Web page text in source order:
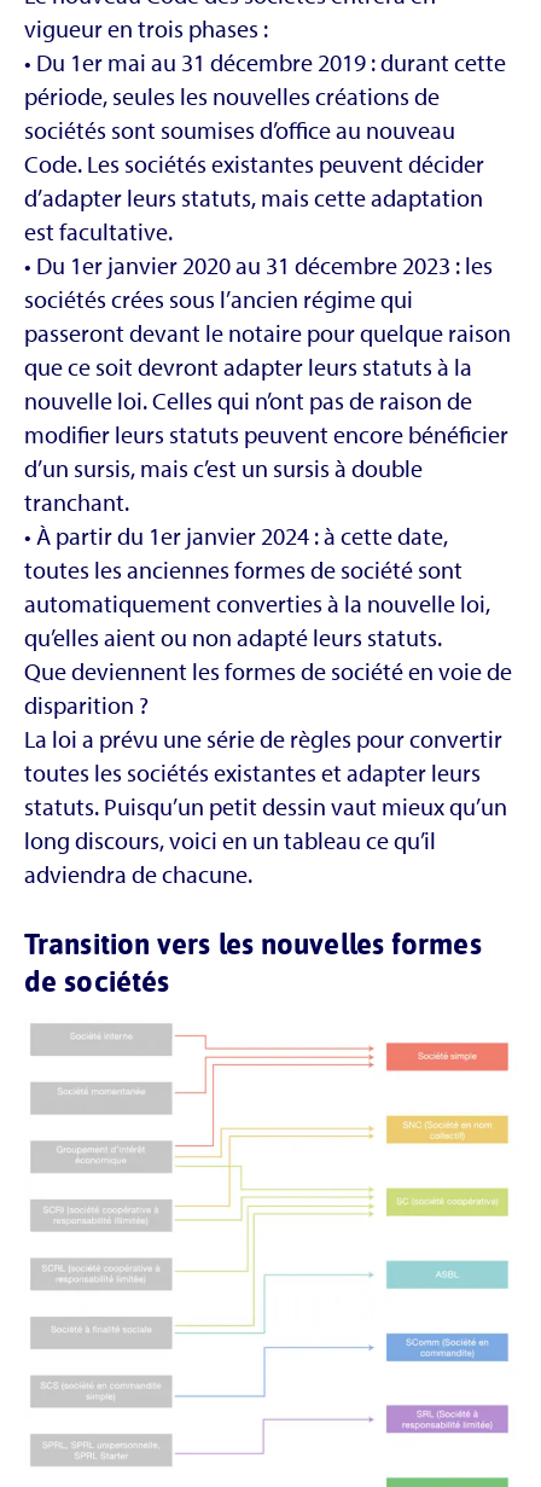
vigueur en trois phases :
• Du 1er mai au 31 décembre 2019 : durant cette
période, seules les nouvelles créations de
sociétés sont soumises d’office au nouveau
Code. Les sociétés existantes peuvent décider
d’adapter leurs statuts, mais cette adaptation
est facultative.
• Du 1er janvier 2020 au 31 décembre 2023 : les
sociétés crées sous l’ancien régime qui
passeront devant le notaire pour quelque raison
que ce soit devront adapter leurs statuts à la
nouvelle loi. Celles qui n’ont pas de raison de
modifier leurs statuts peuvent encore bénéficier
d’un sursis, mais c’est un sursis à double
tranchant.
• À partir du 1er janvier 2024 : à cette date,
toutes les anciennes formes de société sont
automatiquement converties à la nouvelle loi,
qu’elles aient ou non adapté leurs statuts.
Que deviennent les formes de société en voie de
disparition ?
La loi a prévu une série de règles pour convertir
toutes les sociétés existantes et adapter leurs
statuts. Puisqu’un petit dessin vaut mieux qu’un
long discours, voici en un tableau ce qu’il
adviendra de chacune.
Transition vers les nouvelles formes
de sociétés